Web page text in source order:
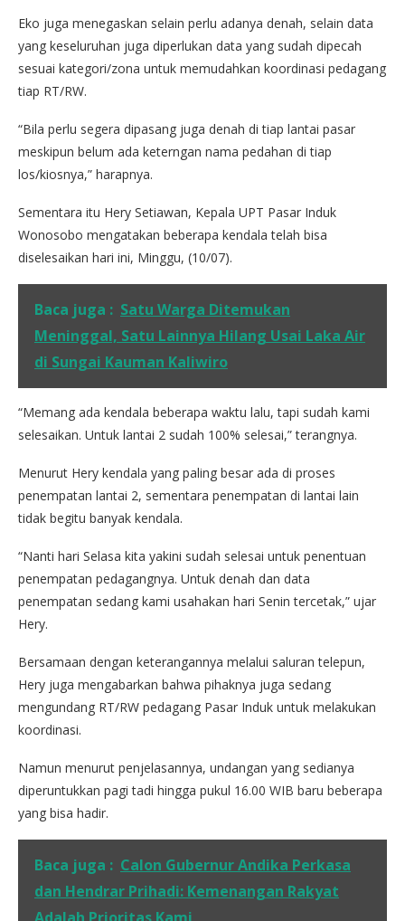
Eko juga menegaskan selain perlu adanya denah, selain data
yang keseluruhan juga diperlukan data yang sudah dipecah
sesuai kategori/zona untuk memudahkan koordinasi pedagang
tiap RT/RW.
“Bila perlu segera dipasang juga denah di tiap lantai pasar
meskipun belum ada keterngan nama pedahan di tiap
los/kiosnya,” harapnya.
Sementara itu Hery Setiawan, Kepala UPT Pasar Induk
Wonosobo mengatakan beberapa kendala telah bisa
diselesaikan hari ini, Minggu, (10/07).
Baca juga : Satu Warga Ditemukan
Meninggal, Satu Lainnya Hilang Usai Laka Air
di Sungai Kauman Kaliwiro
“Memang ada kendala beberapa waktu lalu, tapi sudah kami
selesaikan. Untuk lantai 2 sudah 100% selesai,” terangnya.
Menurut Hery kendala yang paling besar ada di proses
penempatan lantai 2, sementara penempatan di lantai lain
tidak begitu banyak kendala.
“Nanti hari Selasa kita yakini sudah selesai untuk penentuan
penempatan pedagangnya. Untuk denah dan data
penempatan sedang kami usahakan hari Senin tercetak,” ujar
Hery.
Bersamaan dengan keterangannya melalui saluran telepun,
Hery juga mengabarkan bahwa pihaknya juga sedang
mengundang RT/RW pedagang Pasar Induk untuk melakukan
koordinasi.
Namun menurut penjelasannya, undangan yang sedianya
diperuntukkan pagi tadi hingga pukul 16.00 WIB baru beberapa
yang bisa hadir.
Baca juga : Calon Gubernur Andika Perkasa
dan Hendrar Prihadi: Kemenangan Rakyat
Adalah Prioritas Kami